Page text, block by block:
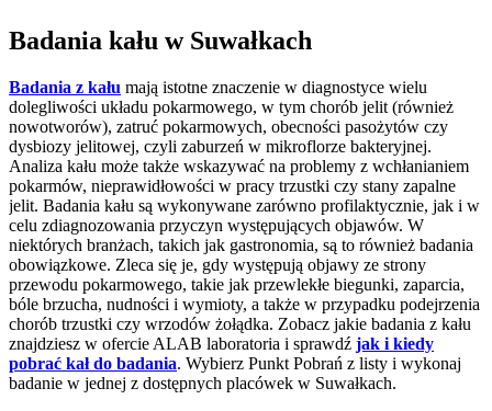
Badania kału w Suwałkach
Badania z kału mają istotne znaczenie w diagnostyce wielu
dolegliwości układu pokarmowego, w tym chorób jelit (również
nowotworów), zatruć pokarmowych, obecności pasożytów czy
dysbiozy jelitowej, czyli zaburzeń w mikroflorze bakteryjnej.
Analiza kału może także wskazywać na problemy z wchłanianiem
pokarmów, nieprawidłowości w pracy trzustki czy stany zapalne
jelit. Badania kału są wykonywane zarówno profilaktycznie, jak i w
celu zdiagnozowania przyczyn występujących objawów. W
niektórych branżach, takich jak gastronomia, są to również badania
obowiązkowe. Zleca się je, gdy występują objawy ze strony
przewodu pokarmowego, takie jak przewlekłe biegunki, zaparcia,
bóle brzucha, nudności i wymioty, a także w przypadku podejrzenia
chorób trzustki czy wrzodów żołądka. Zobacz jakie badania z kału
znajdziesz w ofercie ALAB laboratoria i sprawdź jak i kiedy
pobrać kał do badania. Wybierz Punkt Pobrań z listy i wykonaj
badanie w jednej z dostępnych placówek w Suwałkach.